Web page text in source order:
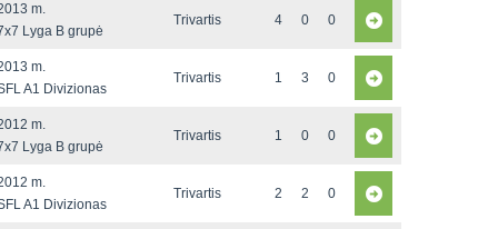
m.
Lyga B grupė
Trivartis 4 0 0
m.
A1 Divizionas
Trivartis 1 3 0
m.
Lyga B grupė
Trivartis 1 0 0
m.
A1 Divizionas
Trivartis 2 2 0